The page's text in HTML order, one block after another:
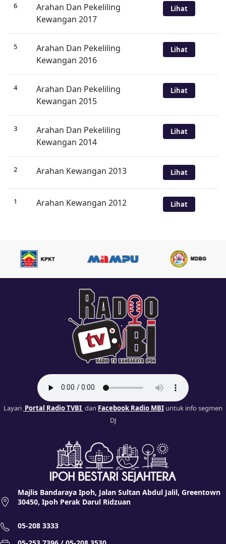
6
Arahan Dan Pekeliling
Kewangan 2017
Lihat
5
Arahan Dan Pekeliling
Kewangan 2016
Lihat
4
Arahan Dan Pekeliling
Kewangan 2015
Lihat
3
Arahan Dan Pekeliling
Kewangan 2014
Lihat
2 Arahan Kewangan 2013 Lihat
1 Arahan Kewangan 2012 Lihat
Layari Portal Radio TVBI dan Facebook Radio MBI untuk info segmen
DJ
Majlis Bandaraya Ipoh, Jalan Sultan Abdul Jalil, Greentown
30450, Ipoh Perak Darul Ridzuan
05-208 3333